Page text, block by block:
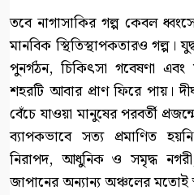
তবে নাগাসাকির গল্প কেবল
মানবিক স্থিতিস্থাপকতারও গল্প।
পুনর্গঠন, চিকিৎসা গবেষণা এবং
শহরটি আবার প্রাণ ফিরে পায়।
বেঁচে যাওয়া মানুষের পরবর্তী
ব্যাপকভাবে সত্য প্রমাণিত
নিরাপদ, আধুনিক ও সমৃদ্ধ নগরী,
জাপানের অন্যান্য অঞ্চলের মতোই